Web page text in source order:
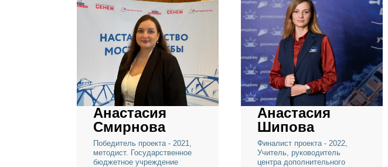
Алла Волкова
Победитель проекта - 2021,
учитель, заместитель
директора. Муниципальное
бюджетное
общеобразовательное
учреждение гимназия № 12
города Липецка «Гармония»
Алмагуль
Мусанова
Финалист проекта - 2023,
учитель истории и
обществознания. МКОУ «Кош-
Агачская СОШ им. В.И.
Чаптынова»